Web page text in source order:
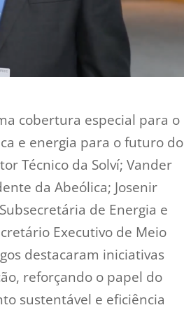
cobertura especial para o
e energia para o futuro do
Técnico da Solví; Vander
da Abeólica; Josenir
de Energia e
Executivo de Meio
destacaram iniciativas
reforçando o papel do
sustentável e eficiência